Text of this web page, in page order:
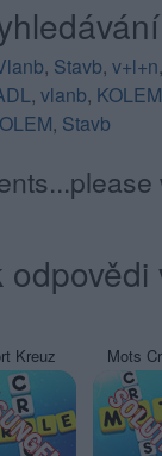
, Stavb, v+l+n,
, vlanb, KOLEM
, Stavb
Kreuz Mots